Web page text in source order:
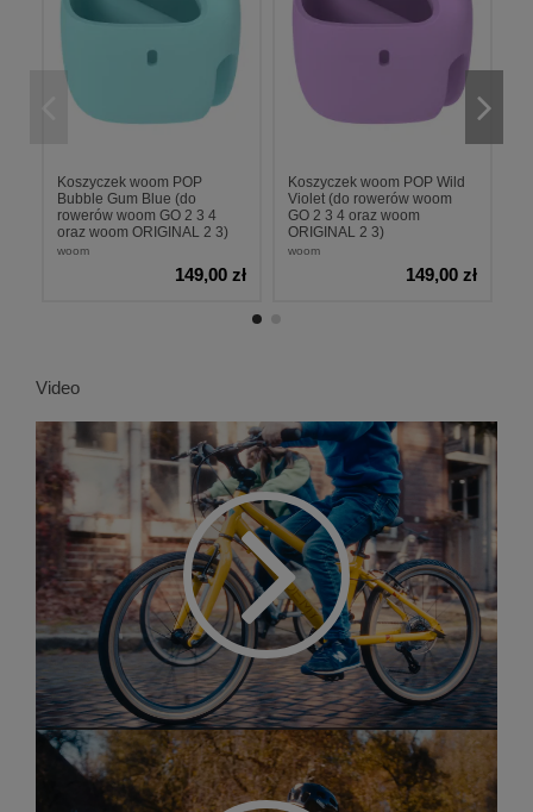
Koszyczek woom POP
Bubble Gum Blue (do
rowerów woom GO 2 3 4
oraz woom ORIGINAL 2 3)
woom
149,00 zł
Koszyczek woom POP Wild
Violet (do rowerów woom
GO 2 3 4 oraz woom
ORIGINAL 2 3)
woom
149,00 zł
Video